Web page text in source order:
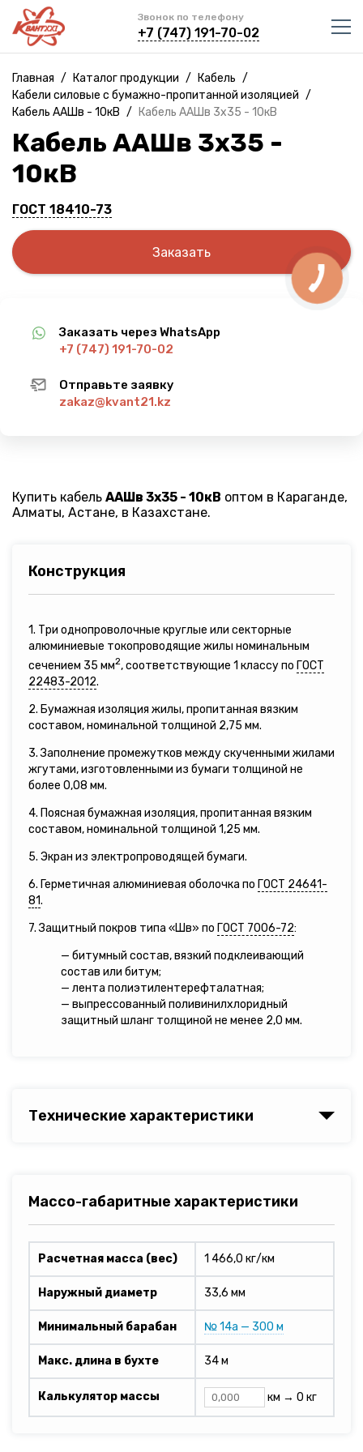
Звонок по телефону
+7 (747) 191-70-02
Главная / Каталог продукции / Кабель /
Кабели силовые с бумажно-пропитанной изоляцией /
Кабель ААШв - 10кВ / Кабель ААШв 3х35 - 10кВ
Кабель ААШв 3х35 -
10кВ
ГОСТ 18410-73
Заказать
Заказать через WhatsApp
+7 (747) 191-70-02
Отправьте заявку
zakaz@kvant21.kz
Купить кабель ААШв 3х35 - 10кВ оптом в Караганде,
Алматы, Астане, в Казахстане.
Конструкция
1. Три однопроволочные круглые или секторные
алюминиевые токопроводящие жилы номинальным
сечением 35 мм2, соответствующие 1 классу по ГОСТ
22483-2012.
2. Бумажная изоляция жилы, пропитанная вязким
составом, номинальной толщиной 2,75 мм.
3. Заполнение промежутков между скученными жилами
жгутами, изготовленными из бумаги толщиной не
более 0,08 мм.
4. Поясная бумажная изоляция, пропитанная вязким
составом, номинальной толщиной 1,25 мм.
5. Экран из электропроводящей бумаги.
6. Герметичная алюминиевая оболочка по ГОСТ 24641-
81.
7. Защитный покров типа «Шв» по ГОСТ 7006-72:
— битумный состав, вязкий подклеивающий
состав или битум;
— лента полиэтилентерефталатная;
— выпрессованный поливинилхлоридный
защитный шланг толщиной не менее 2,0 мм.
Технические характеристики
Массо-габаритные характеристики
Расчетная масса (вес) 1 466,0 кг/км
Наружный диаметр 33,6 мм
Минимальный барабан № 14а — 300 м
Макс. длина в бухте 34 м
Калькулятор массы км → 0 кг